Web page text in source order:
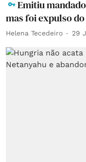
Emitiu
mas foi expulso
Helena Tecedeiro 29